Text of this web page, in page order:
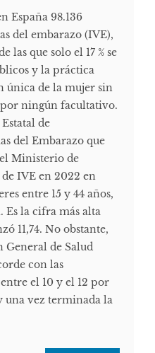
España 98.136
del embarazo (IVE),
las que solo el 17 % se
y la práctica
única de la mujer sin
ningún facultativo.
de
del Embarazo que
Ministerio de
de IVE en 2022 en
entre 15 y 44 años,
Es la cifra más alta
11,74. No obstante,
General de Salud
con las
el 10 y el 12 por
una vez terminada la